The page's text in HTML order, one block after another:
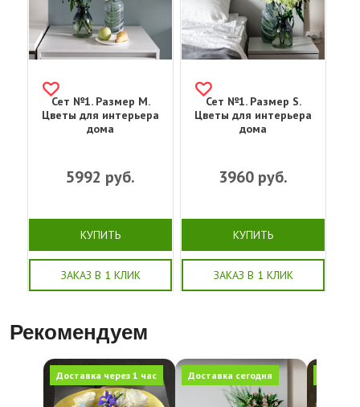
Сет №1. Размер M.
Цветы для интерьера
дома
5992 руб.
КУПИТЬ
ЗАКАЗ В 1 КЛИК
Сет №1. Размер S.
Цветы для интерьера
дома
3960 руб.
КУПИТЬ
ЗАКАЗ В 1 КЛИК
Рекомендуем
Доставка через 1 час Доставка сегодня